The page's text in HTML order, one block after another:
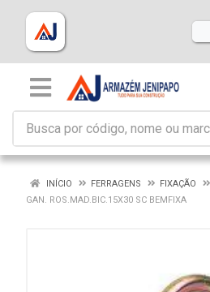
INÍCIO FERRAGENS
FIXAÇÃO
GAN. ROS.MAD.BIC.15X30 SC BEMFIXA